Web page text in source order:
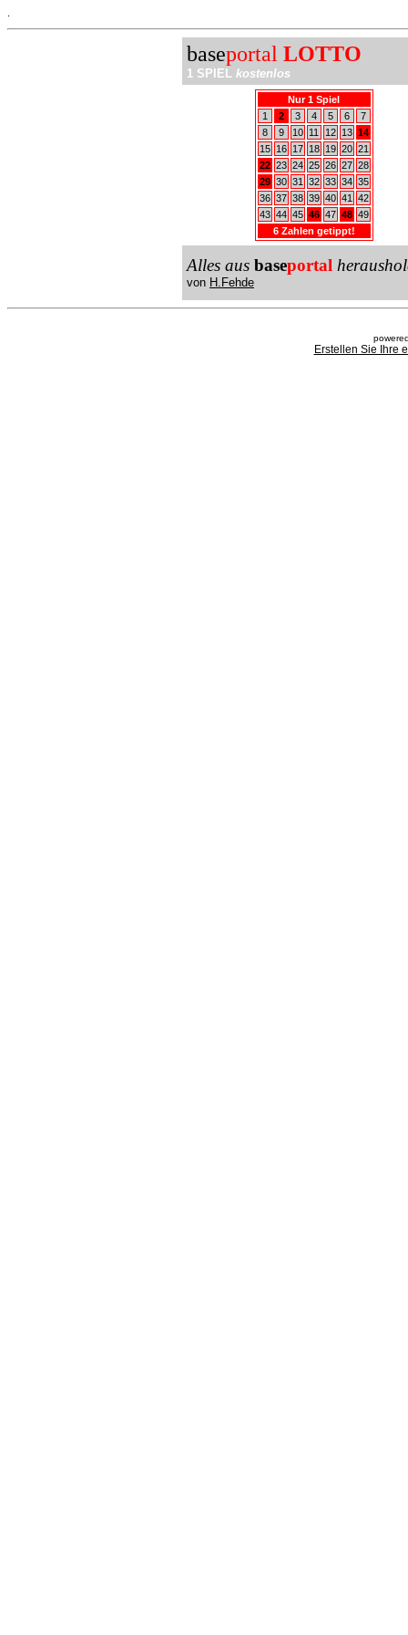
baseportal LOTTO
1 SPIEL kostenlos
Nur 1 Spiel
1
2 3 4 5 6
7
8
9 10 11 12 13 14
15
16 17 18 19 20 21
22 23 24 25 26 27 28
29 30 31 32 33 34 35
36 37 38 39 40 41
42
43 44 45 46 47 48 49
6 Zahlen getippt!
Alles aus baseportal
von H.Fehde
Erstellen Sie Ihre